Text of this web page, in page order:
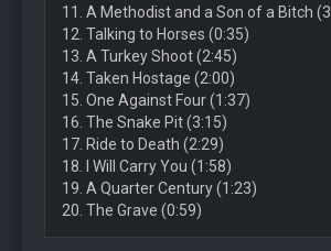
11. A Methodist and a Son of a Bitch
12. Talking to Horses (0:35)
13. A Turkey Shoot (2:45)
14. Taken Hostage (2:00)
15. One Against Four (1:37)
16. The Snake Pit (3:15)
17. Ride to Death (2:29)
18. I Will Carry You (1:58)
19. A Quarter Century (1:23)
20. The Grave (0:59)